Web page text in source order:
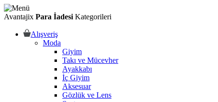
Avantajix Para İadesi Kategorileri
Alışveriş
Moda
Giyim
Takı ve Mücevher
Ayakkabı
İç Giyim
Aksesuar
Gözlük ve Lens